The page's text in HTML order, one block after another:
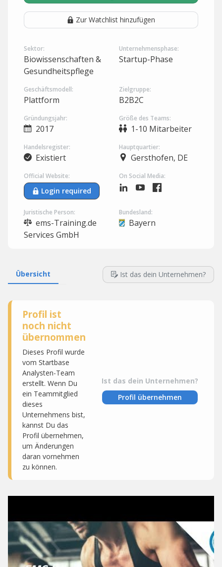
Zur Watchlist hinzufügen
Sektor:
Biowissenschaften &
Gesundheitspflege
Unternehmensphase:
Startup-Phase
Geschäftsmodell:
Plattform
Zielgruppe:
B2B2C
Gründungsjahr:
2017
Größe des Teams:
1-10 Mitarbeiter
Handelsregister:
Existiert
Hauptquartier:
Gersthofen, DE
Official Website:
Login required
On Social Media:
Juristische Person:
ems-Training.de
Services GmbH
Bundesland:
Bayern
Übersicht Ist das dein Unternehmen?
Profil ist
noch nicht
übernommen
Dieses Profil wurde
vom Startbase
Analysten-Team
erstellt. Wenn Du
ein Teammitglied
dieses
Unternehmens bist,
kannst Du das
Profil übernehmen,
um Änderungen
daran vornehmen
zu können.
Ist das dein Unternehmen?
Profil übernehmen